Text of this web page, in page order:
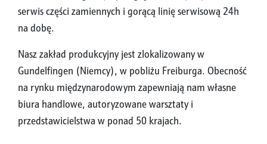
serwis części zamiennych i gorącą linię serwisową 24h
na dobę.
Nasz zakład produkcyjny jest zlokalizowany w
Gundelfingen (Niemcy), w pobliżu Freiburga. Obecność
na rynku międzynarodowym zapewniają nam własne
biura handlowe, autoryzowane warsztaty i
przedstawicielstwa w ponad 50 krajach.